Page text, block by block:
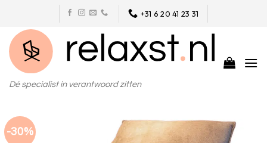
content
+31 6 20 41 23 31
Dé specialist in verantwoord zitten
-30%